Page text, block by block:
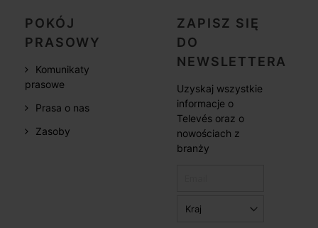
POKÓJ
PRASOWY
Komunikaty
prasowe
Prasa o nas
Zasoby
ZAPISZ SIĘ
DO
NEWSLETTERA
Uzyskaj wszystkie
informacje o
Televés oraz o
nowościach z
branży